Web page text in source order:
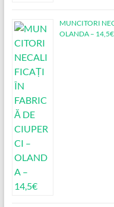
MUNCITORI
OLANDA – 14,5€